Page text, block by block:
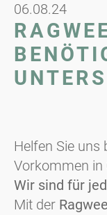
06.08.24
Helfen Sie uns
Vorkommen in
Wir sind für
Mit der